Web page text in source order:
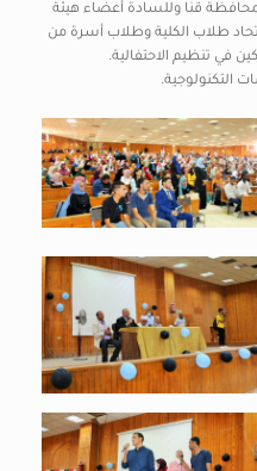
قنا وللسادة أعضاء هيئة
طلاب الكلية وطلاب أسرة من
تنظيم الاحتفالية.
التكنولوجية.